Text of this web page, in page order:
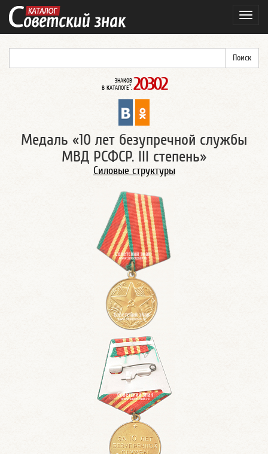
ЗНАКОВ
В КАТАЛОГЕ*: 20302
Медаль «10 лет безупречной службы
МВД РСФСР. III степень»
Силовые структуры